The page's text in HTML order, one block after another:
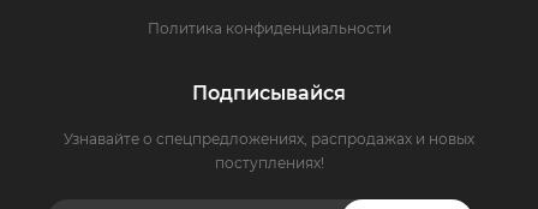
Политика конфиденциальности
Подписывайся
Узнавайте о спецпредложениях, распродажах и новых
поступлениях!